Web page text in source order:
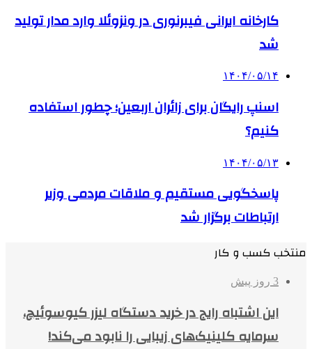
کارخانه ایرانی فیبرنوری در ونزوئلا وارد مدار تولید
شد
۱۴۰۴/۰۵/۱۴
اسنپ رایگان برای زائران اربعین؛ چطور استفاده
کنیم؟
۱۴۰۴/۰۵/۱۳
پاسخگویی مستقیم و ملاقات مردمی وزیر
ارتباطات برگزار شد
منتخب کسب و کار
3 روز پیش
این اشتباه رایج در خرید دستگاه لیزر کیوسوئیچ،
سرمایه کلینیک‌های زیبایی را نابود می‌کند!